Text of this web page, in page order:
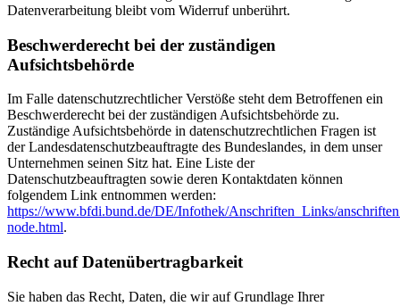
Datenverarbeitung bleibt vom Widerruf unberührt.
Beschwerderecht bei der zuständigen
Aufsichtsbehörde
Im Falle datenschutzrechtlicher Verstöße steht dem Betroffenen ein
Beschwerderecht bei der zuständigen Aufsichtsbehörde zu.
Zuständige Aufsichtsbehörde in datenschutzrechtlichen Fragen ist
der Landesdatenschutzbeauftragte des Bundeslandes, in dem unser
Unternehmen seinen Sitz hat. Eine Liste der
Datenschutzbeauftragten sowie deren Kontaktdaten können
folgendem Link entnommen werden:
https://www.bfdi.bund.de/DE/Infothek/Anschriften_Links/
node.html.
Recht auf Datenübertragbarkeit
Sie haben das Recht, Daten, die wir auf Grundlage Ihrer